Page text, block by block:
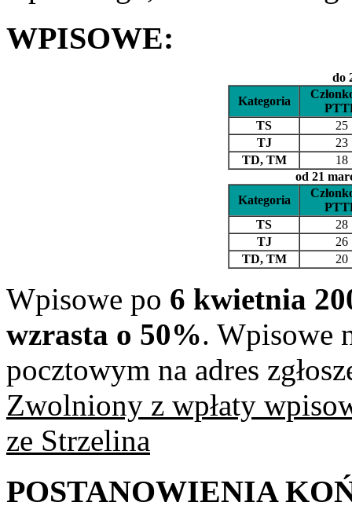
WPISOWE:
do
Kategoria
TS
25
TJ
23
TD, TM
18
od 21
Kategoria
TS
28
TJ
26
TD, TM
20
Wpisowe po 6 kwietnia
wzrasta o 50%. Wpisowe
pocztowym na adres
Zwolniony z wpłaty
ze Strzelina
POSTANOWIENIA